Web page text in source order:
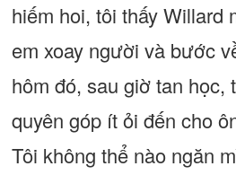
hiếm hoi, tôi thấy Willard
em xoay người và bước
hôm đó, sau giờ tan học,
quyên góp ít ỏi đến cho
Tôi không thể nào ngăn